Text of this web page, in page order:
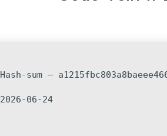
🧾 Hash-sum —
2026-06-24